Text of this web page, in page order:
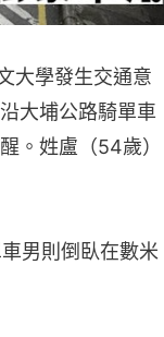
大學發生交通意
大埔公路騎單車
。姓盧（54歲）
男則倒臥在數米